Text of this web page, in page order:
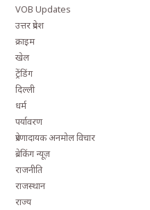
VOB Updates
उत्तर प्रदेश
क्राइम
खेल
ट्रेंडिंग
दिल्ली
धर्म
पर्यावरण
प्रेरणादायक अनमोल विचार
ब्रेकिंग न्यूज़
राजनीति
राजस्थान
राज्य